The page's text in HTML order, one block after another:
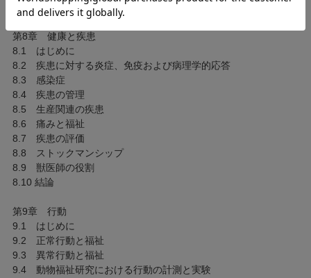
第8章 健康と疾患
8.1 はじめに
8.2 疾患に対する炎症、免疫および病理学的応答
8.3 感染症
8.4 疾患の管理
8.5 生産関連の疾患
8.6 痛みと福祉
8.7 疾患の評価
8.8 ストックマンシップ
8.9 獣医師の役割
8.10 結論
第9章 行動
9.1 はじめに
9.2 正常行動と福祉
9.3 異常行動と福祉
9.4 動物福祉研究における行動の計測と実験